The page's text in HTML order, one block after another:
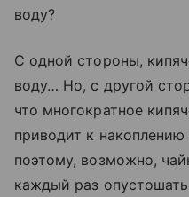
воду?
С одной стороны,
воду… Но, с другой
что многократное
приводит к
поэтому, возможно,
каждый раз